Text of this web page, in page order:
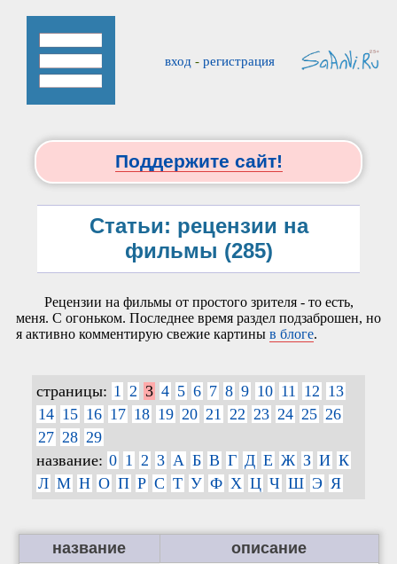
вход - регистрация
Поддержите сайт!
Статьи: рецензии на
фильмы (285)
Рецензии на фильмы от простого зрителя - то есть,
меня. С огоньком. Последнее время раздел подзаброшен, но
я активно комментирую свежие картины в блоге.
страницы: 1 2 3 4 5 6 7 8 9 10 11 12 13
14 15 16 17 18 19 20 21 22 23 24 25 26
27 28 29
название: 0 1 2 3 А Б В Г Д Е Ж З И К
Л М Н О П Р С Т У Ф Х Ц Ч Ш Э Я
название описание